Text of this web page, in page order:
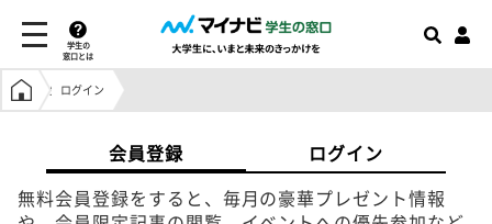
学生の
窓口とは
学生の窓口トップ
ログイン
会員登録 ログイン
無料会員登録をすると、毎月の豪華プレゼント情報